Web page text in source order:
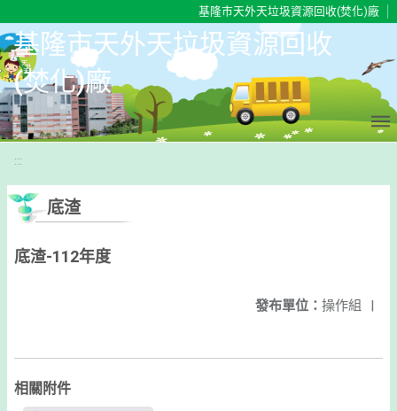
基隆市天外天垃圾資源回收(焚化)廠
基隆市天外天垃圾資源回收
(焚化)廠
:::
底渣
底渣-112年度
發布單位： 操作組 |
相關附件